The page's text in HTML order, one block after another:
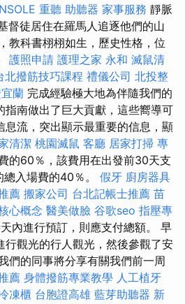
重聽 助聽器 家事服務 靜脈
督徒居住在羅馬人追逐他們的山
教科書栩栩如生，歷史性格，位
護照申請 護理之家 永和 滅鼠清
北撥筋技巧課程 禮儀公司 北投整
蘭 完成經驗極大地為伴隨我們的
指南做出了巨大貢獻，這些嚮導可
息流，突出顯示最重要的信息，顯
清潔 桃園滅鼠 客廳 居家打掃 專
的60％，該費用在出發前30天支
入場費的40％。 假牙 廚房器具
薦 搬家公司 台北記帳士推薦 苗
心概念 醫美做臉 谷歌seo 指壓專
內進行預訂，則應支付總額。 早
行觀光的行人觀光，然後參觀了安
們的同事將分享有關我們前一周
薦 身體撥筋專業教學 人工植牙
凍櫃 台胞證高雄 藍芽助聽器 新